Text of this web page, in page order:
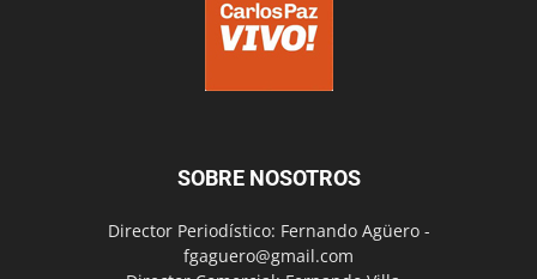
SOBRE NOSOTROS
Director Periodístico: Fernando Agüero -
fgaguero@gmail.com